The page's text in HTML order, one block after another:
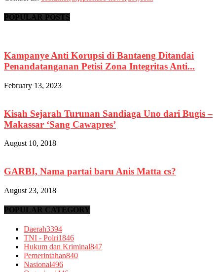
POPULAR POSTS
Kampanye Anti Korupsi di Bantaeng Ditandai
Penandatanganan Petisi Zona Integritas Anti...
February 13, 2023
Kisah Sejarah Turunan Sandiaga Uno dari Bugis –
Makassar ‘Sang Cawapres’
August 10, 2018
GARBI, Nama partai baru Anis Matta cs?
August 23, 2018
POPULAR CATEGORY
Daerah3394
TNI - Polri1846
Hukum dan Kriminal847
Pemerintahan840
Nasional496